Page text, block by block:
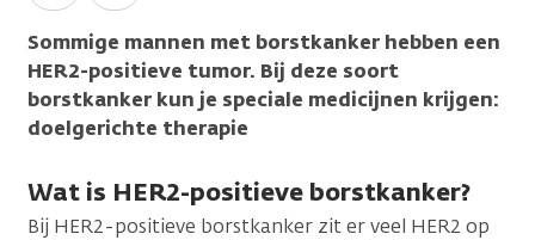
Sommige mannen met borstkanker hebben een
HER2-positieve tumor. Bij deze soort
borstkanker kun je speciale medicijnen krijgen:
doelgerichte therapie
Wat is HER2-positieve borstkanker?
Bij HER2-positieve borstkanker zit er veel HER2 op